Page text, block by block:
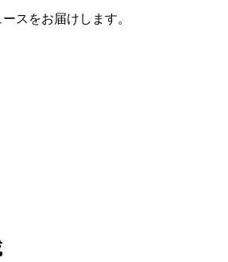
スをお届けします。